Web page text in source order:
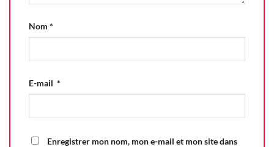
Nom *
E-mail *
Enregistrer mon nom, mon e-mail et mon site dans